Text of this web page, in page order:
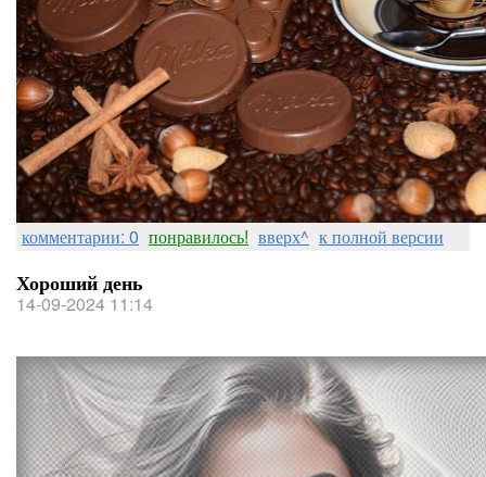
комментарии: 0 понравилось! вверх^ к полной версии
Хороший день
14-09-2024 11:14